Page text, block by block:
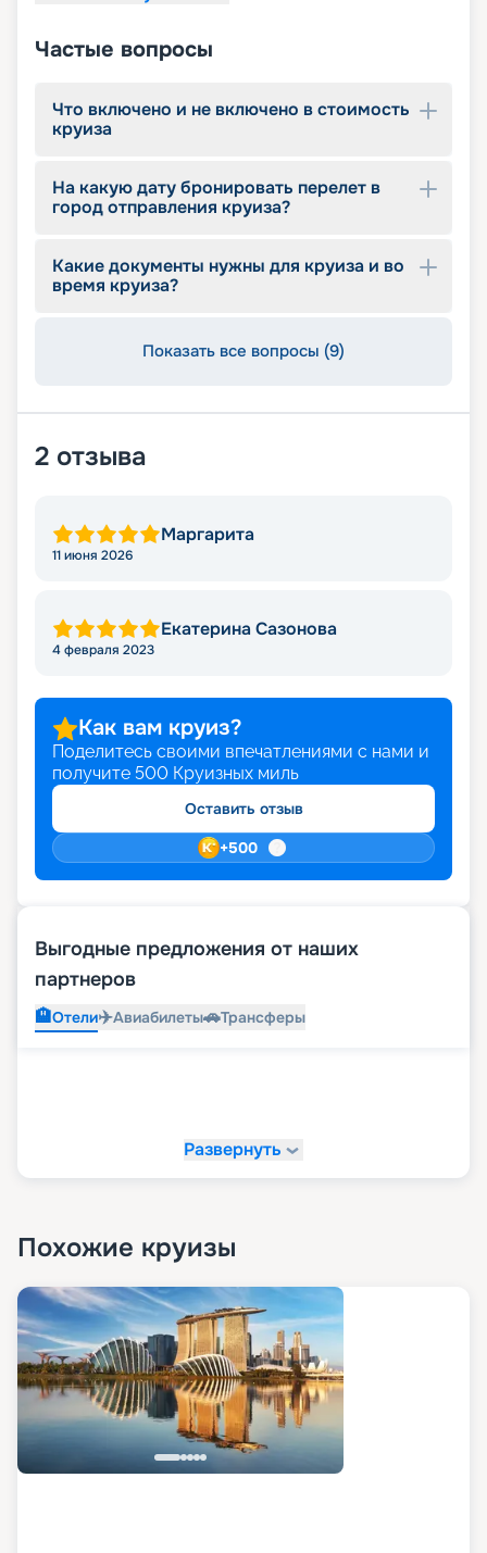
Частые вопросы
Что включено и не включено в стоимость
круиза
На какую дату бронировать перелет в
город отправления круиза?
Какие документы нужны для круиза и во
время круиза?
Показать все вопросы (9)
2 отзыва
Маргарита
11 июня 2026
Екатерина Сазонова
4 февраля 2023
Как вам круиз?
Поделитесь своими впечатлениями с нами и
получите 500 Круизных миль
Оставить отзыв
+500
Выгодные предложения от наших
партнеров
🏨Отели✈️Авиабилеты🚗Трансферы
Развернуть
Похожие круизы